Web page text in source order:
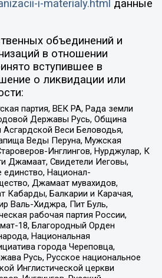
i-materialy.html данные
объединений и
в отношении
вступившее в
о ликвидации или
партия, ВЕК РА, Рада земли
Державы Русь, Община
Асгардской Веси Беловодья,
Веды Перуна, Мужская
Инглингов, Нурджулар, К
Джамаат, Свидетели Иеговы,
единство, Национал-
Джамаат мувахидов,
Кабарды, Балкарии и Карачая,
Валь-Хиджра, Пит Буль,
рабочая партия России,
18, Благородный Орден
Национальная
города Череповца,
Русь, Русское национальное
Инглистической церкви